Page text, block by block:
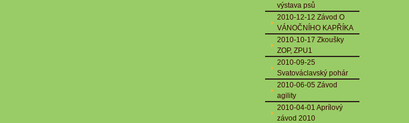
výstava psů
2010-12-12 Závod O
VÁNOČNÍHO KAPŘÍKA
2010-10-17 Zkoušky
ZOP, ZPU1
2010-09-25
Svatováclavský pohár
2010-06-05 Závod
agility
2010-04-01 Aprílový
závod 2010